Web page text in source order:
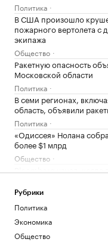
Политика
В США произошло
пожарного вертолета с
экипажа
Общество
Ракетную опасность
Московской области
Политика
В семи регионах,
область, объявили
Политика
«Одиссея» Нолана
более $1 млрд
Общество
Bloomberg узнал, когда
купола»
Политика
инструмента
накоплений
Рубрики
Политика
Экономика
Общество